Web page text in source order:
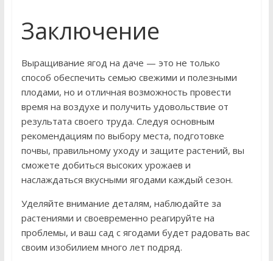
Заключение
Выращивание ягод на даче — это не только
способ обеспечить семью свежими и полезными
плодами, но и отличная возможность провести
время на воздухе и получить удовольствие от
результата своего труда. Следуя основным
рекомендациям по выбору места, подготовке
почвы, правильному уходу и защите растений, вы
сможете добиться высоких урожаев и
наслаждаться вкусными ягодами каждый сезон.
Уделяйте внимание деталям, наблюдайте за
растениями и своевременно реагируйте на
проблемы, и ваш сад с ягодами будет радовать вас
своим изобилием много лет подряд.